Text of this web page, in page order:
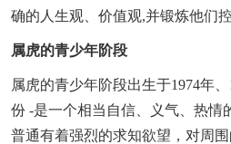
确的人生观、价值观,并锻炼他们
属虎的青少年阶段
属虎的青少年阶段出生于1974年
份 -是一个相当自信、义气、热情
普通有着强烈的求知欲望，对周